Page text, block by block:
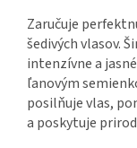
Zaručuje
šedivých vlasov.
intenzívne a
ľanovým
posilňuje vlas,
a poskytuje